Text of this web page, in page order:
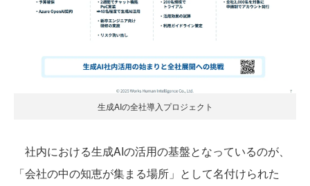
生成AIの全社導入プロジェクト
社内における生成AIの活用の基盤となっているのが、
「会社の中の知恵が集まる場所」として名付けられた